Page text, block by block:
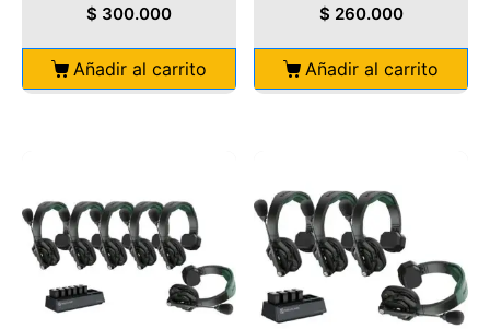
$ 300.000
Añadir al carrito
$ 260.000
Añadir al carrito